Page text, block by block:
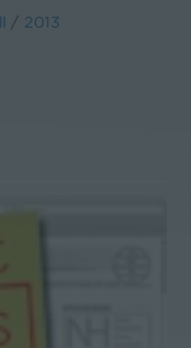
/ 2013